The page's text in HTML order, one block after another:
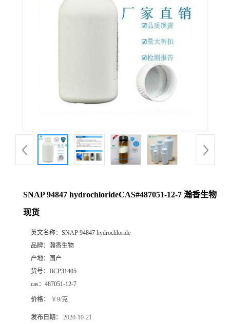
SNAP 94847 hydrochlorideCAS#487051-12-7 瀚香生物
现货
英文名称： SNAP 94847 hydrochloride
品牌： 瀚香生物
产地：
国产
货号： BCP31405
cas： 487051-12-7
价格： ￥9/克
发布日期： 2020-10-21